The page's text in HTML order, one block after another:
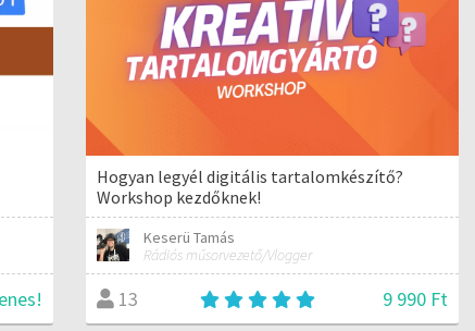
Hogyan legyél digitális tartalomkészítő?
Workshop kezdőknek!
Keserü Tamás
Rádiós műsorvezető/Vlogger
13 9 990 Ft